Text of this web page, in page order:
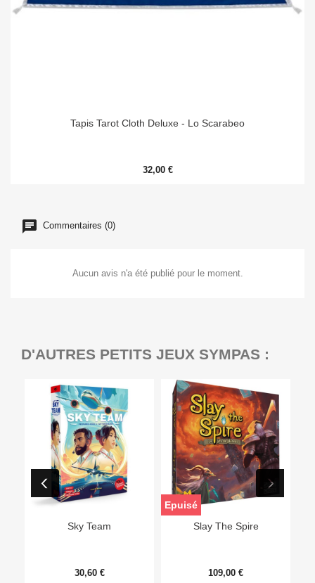
Tapis Tarot Cloth Deluxe - Lo Scarabeo
32,00 €
Commentaires (0)
Aucun avis n'a été publié pour le moment.
D'AUTRES PETITS JEUX SYMPAS :
Sky Team
30,60 €
Slay The Spire
109,00 €
Epuisé